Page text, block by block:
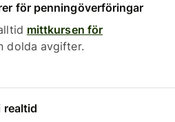
för penningöverföringar
mittkursen för
dolda avgifter.
realtid